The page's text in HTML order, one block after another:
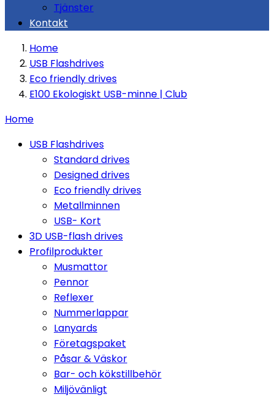
Tjänster
Kontakt
Home
USB Flashdrives
Eco friendly drives
E100 Ekologiskt USB-minne | Club
Home
USB Flashdrives
Standard drives
Designed drives
Eco friendly drives
Metallminnen
USB- Kort
3D USB-flash drives
Profilprodukter
Musmattor
Pennor
Reflexer
Nummerlappar
Lanyards
Företagspaket
Påsar & Väskor
Bar- och kökstillbehör
Miljövänligt